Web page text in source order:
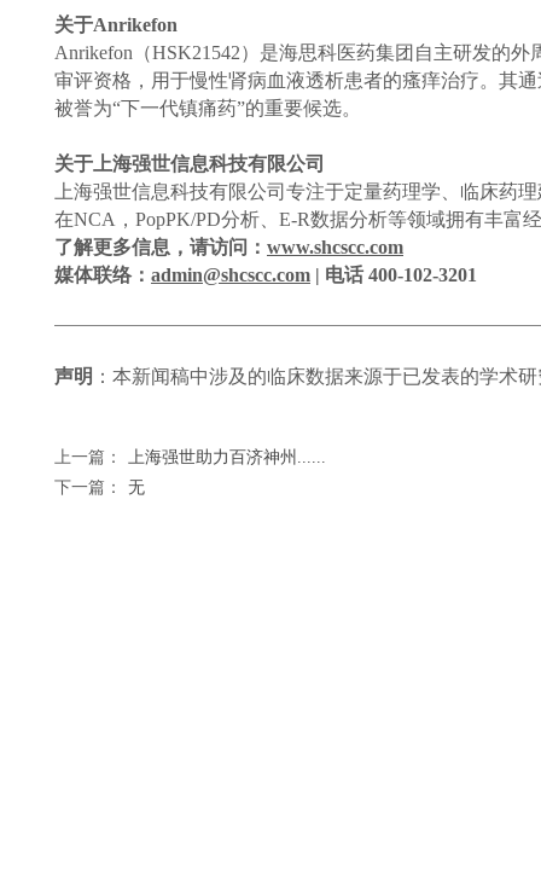
关于Anrikefon
Anrikefon（HSK21542）是海思科医药集团自主研发的
审评资格，用于慢性肾病血液透析患者的瘙痒治疗。其
被誉为“下一代镇痛药”的重要候选。
关于上海强世信息科技有限公司
上海强世信息科技有限公司专注于定量药理学、临床药
在NCA，PopPK/PD分析、E-R数据分析等领域拥有丰富
了解更多信息，请访问： www.shcscc.com
媒体联络： admin@shcscc.com | 电话 400-102-3201
声明 ：本新闻稿中涉及的临床数据来源于已发表的学术
上一篇：
上海强世助力百济神州......
下一篇：
无